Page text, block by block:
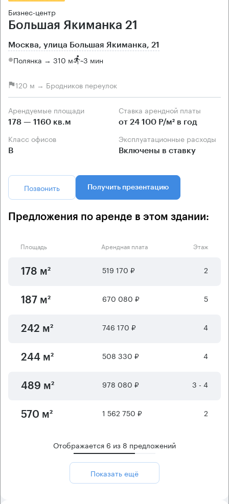
Бизнес-центр
Большая Якиманка 21
Москва, улица Большая Якиманка, 21
Полянка → 310 м ~3 мин
120 м → Бродников переулок
Арендуемые площади
178 — 1160 кв.м
Ставка арендной платы
от 24 100 Р/м² в год
Класс офисов
B
Эксплуатационные расходы
Включены в ставку
Позвонить Получить презентацию
Предложения по аренде в этом здании:
Площадь Арендная плата Этаж
178 м² 519 170 ₽ 2
187 м² 670 080 ₽ 5
242 м² 746 170 ₽ 4
244 м² 508 330 ₽ 4
489 м² 978 080 ₽ 3 - 4
570 м² 1 562 750 ₽ 2
Отображается 6 из 8 предложений
Показать ещё